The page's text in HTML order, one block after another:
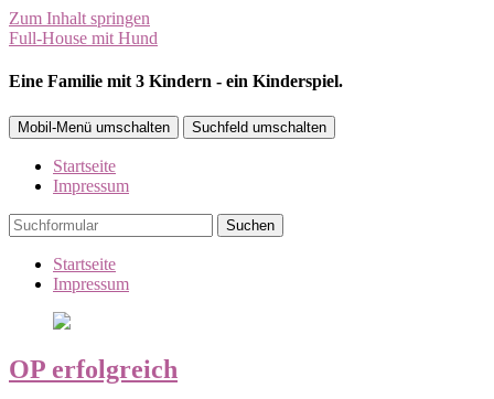
Zum Inhalt springen
Full-House mit Hund
Eine Familie mit 3 Kindern - ein Kinderspiel.
Mobil-Menü umschalten Suchfeld umschalten
Startseite
Impressum
Suchen
Startseite
Impressum
OP erfolgreich